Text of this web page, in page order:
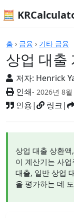
🧮
홈 › 금융 › 기타 금융
상업 대출
저자: Henrick
인쇄- 2026년 8월
인용| 링크|
계산기
상업 대출 상환
이 계산기는 사
대출, 일반 상업
을 평가하는 데